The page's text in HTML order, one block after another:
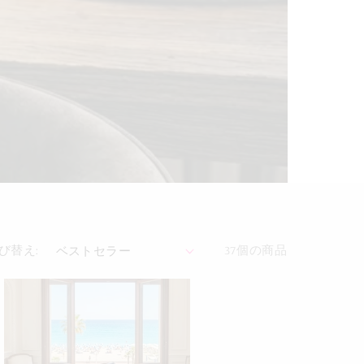
替え: 37個の商品